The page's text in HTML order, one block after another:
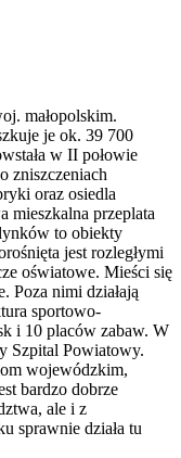
małopolskim.
je ok. 39 700
w II połowie
zniszczeniach
oraz osiedla
mieszkalna przeplata
to obiekty
jest rozległymi
oświatowe. Mieści się
Poza nimi działają
sportowo-
i 10 placów zabaw. W
Szpital Powiatowy.
wojewódzkim,
bardzo dobrze
ale i z
sprawnie działa tu